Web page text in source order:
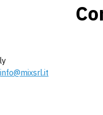
Extraction
info@mixsrl.it